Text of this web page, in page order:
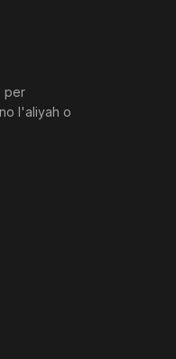
per
l'aliyah o